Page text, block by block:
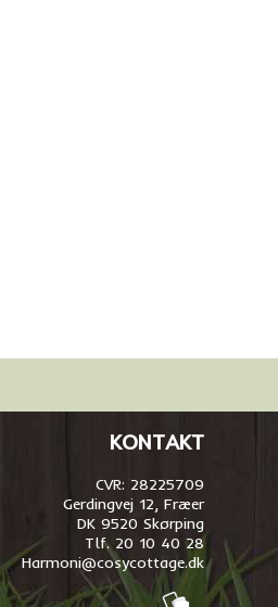
KONTAKT
CVR: 28225709
Gerdingvej 12, Fræer
DK 9520 Skørping
Tlf. 20 10 40 28
Harmoni@cosycottage.dk